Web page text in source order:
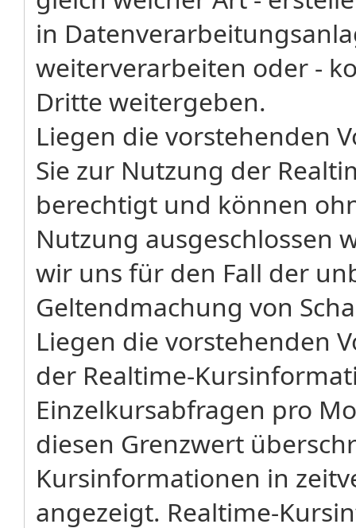
in
weiterverarbeiten oder -
Dritte weitergeben.
Liegen die vorstehenden
Sie zur Nutzung der
berechtigt und können
Nutzung ausgeschlossen
wir uns für den Fall der
Geltendmachung von
Liegen die vorstehenden
der Realtime-
Einzelkursabfragen pro
diesen Grenzwert
Kursinformationen in
angezeigt. Realtime-